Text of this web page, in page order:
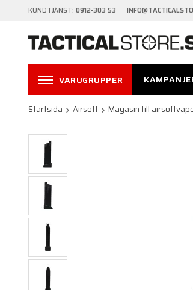
KUNDTJÄNST: 0912-303 53
VARUGRUPPER
Startsida Airsoft Magasin till